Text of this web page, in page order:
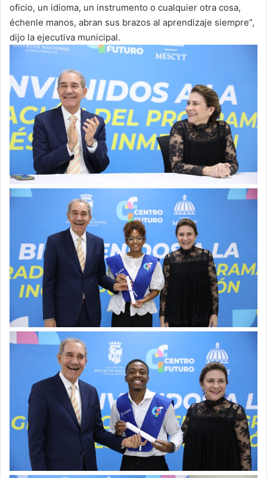
oficio, un idioma, un instrumento o cualquier otra cosa,
échenle manos, abran sus brazos al aprendizaje siempre”,
dijo la ejecutiva municipal.